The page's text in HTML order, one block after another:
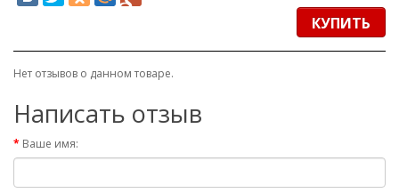
КУПИТЬ
Нет отзывов о данном товаре.
Написать отзыв
Ваше имя: